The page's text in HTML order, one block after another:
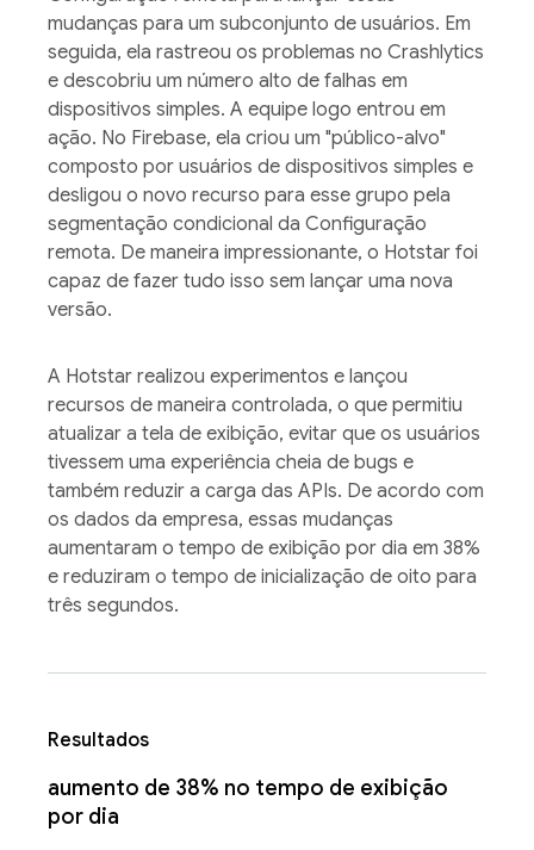
mudanças para um subconjunto de usuários. Em
seguida, ela rastreou os problemas no Crashlytics
e descobriu um número alto de falhas em
dispositivos simples. A equipe logo entrou em
ação. No Firebase, ela criou um "público-alvo"
composto por usuários de dispositivos simples e
desligou o novo recurso para esse grupo pela
segmentação condicional da Configuração
remota. De maneira impressionante, o Hotstar foi
capaz de fazer tudo isso sem lançar uma nova
versão.
A Hotstar realizou experimentos e lançou
recursos de maneira controlada, o que permitiu
atualizar a tela de exibição, evitar que os usuários
tivessem uma experiência cheia de bugs e
também reduzir a carga das APIs. De acordo com
os dados da empresa, essas mudanças
aumentaram o tempo de exibição por dia em 38%
e reduziram o tempo de inicialização de oito para
três segundos.
Resultados
aumento de 38% no tempo de exibição
por dia